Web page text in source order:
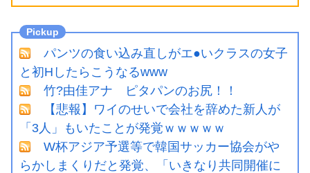
パンツの食い込み直しがエ●いクラスの女子
と初Hしたらこうなるwww
竹?由佳アナ ピタパンのお尻！！
【悲報】ワイのせいで会社を辞めた新人が
「3人」もいたことが発覚ｗｗｗｗｗ
W杯アジア予選等で韓国サッカー協会がや
らかしまくりだと発覚、「いきなり共同開催に